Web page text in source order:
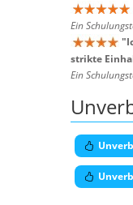
Ein
"
strikte
Ein